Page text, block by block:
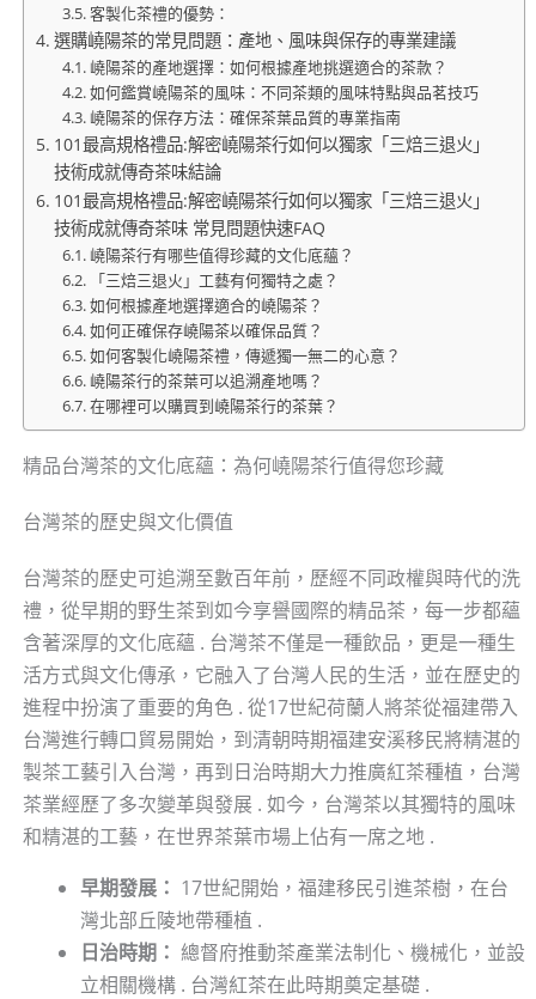
客製化茶禮的優勢：
選購嶢陽茶的常見問題：產地、風味與保存的專業建議
嶢陽茶的產地選擇：如何根據產地挑選適合的茶款？
如何鑑賞嶢陽茶的風味：不同茶類的風味特點與品茗技巧
嶢陽茶的保存方法：確保茶葉品質的專業指南
101最高規格禮品:解密嶢陽茶行如何以獨家「三焙三退火」
技術成就傳奇茶味結論
101最高規格禮品:解密嶢陽茶行如何以獨家「三焙三退火」
技術成就傳奇茶味 常見問題快速FAQ
嶢陽茶行有哪些值得珍藏的文化底蘊？
「三焙三退火」工藝有何獨特之處？
如何根據產地選擇適合的嶢陽茶？
如何正確保存嶢陽茶以確保品質？
如何客製化嶢陽茶禮，傳遞獨一無二的心意？
嶢陽茶行的茶葉可以追溯產地嗎？
在哪裡可以購買到嶢陽茶行的茶葉？
精品台灣茶的文化底蘊：為何嶢陽茶行值得您珍藏
台灣茶的歷史與文化價值
台灣茶的歷史可追溯至數百年前，歷經不同政權與時代的洗
禮，從早期的野生茶到如今享譽國際的精品茶，每一步都蘊
含著深厚的文化底蘊 . 台灣茶不僅是一種飲品，更是一種生
活方式與文化傳承，它融入了台灣人民的生活，並在歷史的
進程中扮演了重要的角色 . 從17世紀荷蘭人將茶從福建帶入
台灣進行轉口貿易開始，到清朝時期福建安溪移民將精湛的
製茶工藝引入台灣，再到日治時期大力推廣紅茶種植，台灣
茶業經歷了多次變革與發展 . 如今，台灣茶以其獨特的風味
和精湛的工藝，在世界茶葉市場上佔有一席之地 .
早期發展： 17世紀開始，福建移民引進茶樹，在台
灣北部丘陵地帶種植 .
日治時期： 總督府推動茶產業法制化、機械化，並設
立相關機構 . 台灣紅茶在此時期奠定基礎 .